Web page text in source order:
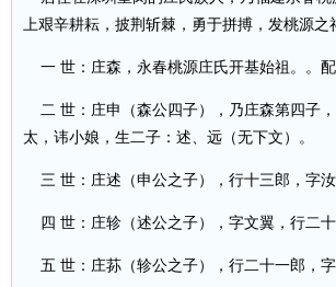
上艰辛耕耘，披荆斩棘，勇于拼搏，发桃源
一 世：庄森，永春桃源庄氏开基始祖。。
二 世：庄申（森公四子），乃庄森第四子
太，讳小娘，生二子：述、远（无下文）。
三 世：庄述（申公之子），行十三郎，字汝
四 世：庄轸（述公之子），字文翼，行二十
五 世：庄荪（轸公之子），行二十一郎，字